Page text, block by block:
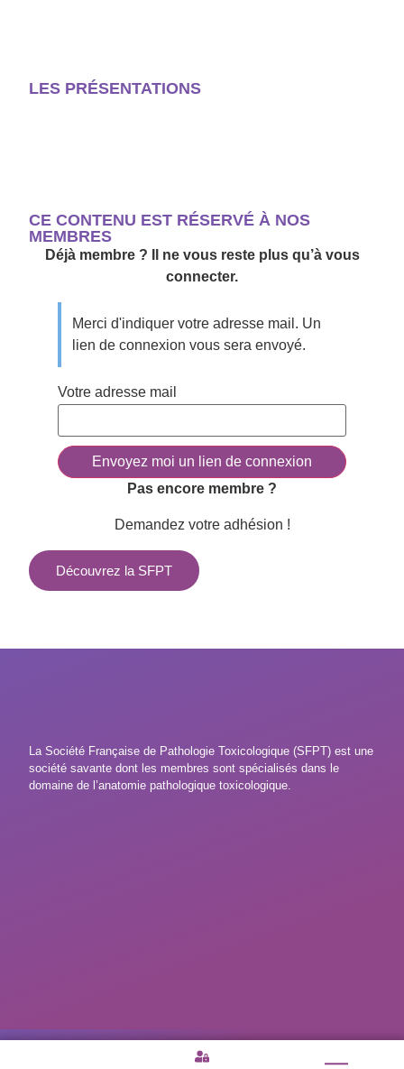
LES PRÉSENTATIONS
CE CONTENU EST RÉSERVÉ À NOS
MEMBRES
Déjà membre ? Il ne vous reste plus qu’à vous
connecter.
Merci d'indiquer votre adresse mail. Un
lien de connexion vous sera envoyé.
Votre adresse mail
Pas encore membre ?
Demandez votre adhésion !
Découvrez la SFPT
La Société Française de Pathologie Toxicologique (SFPT) est une
société savante dont les membres sont spécialisés dans le
domaine de l’anatomie pathologique toxicologique.
Politique de confidentialité